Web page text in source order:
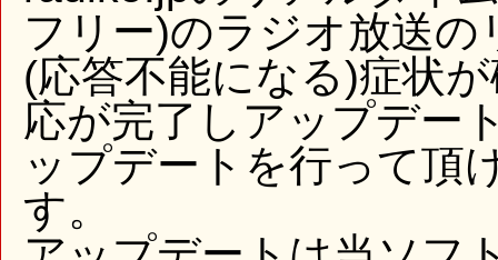
フリー)のラジオ放送
(応答不能になる)症状
応が完了しアップデー
ップデートを行って頂
す。